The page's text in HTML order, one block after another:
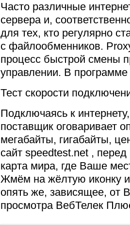
Часто различные
сервера и,
для тех, кто регулярно
с файлообменников.
процесс быстрой смены
управлении. В программе
Тест скорости
Подключаясь к
поставщик оговаривает
мегабайты, гигабайты,
сайт speedtest.net , перед
карта мира, где Ваше
Жмём на жёлтую иконку и
опять же, зависящее, от
просмотра ВебТелек